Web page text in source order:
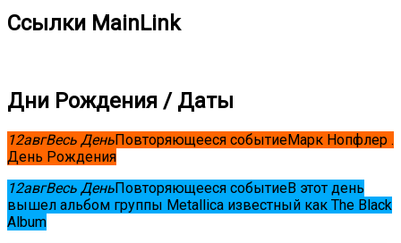
Ссылки MainLink
Дни Рождения / Даты
12авгВесь ДеньПовторяющееся событиеМарк Нопфлер .
День Рождения
12авгВесь ДеньПовторяющееся событиеВ этот день
вышел альбом группы Metallica известный как The Black
Album